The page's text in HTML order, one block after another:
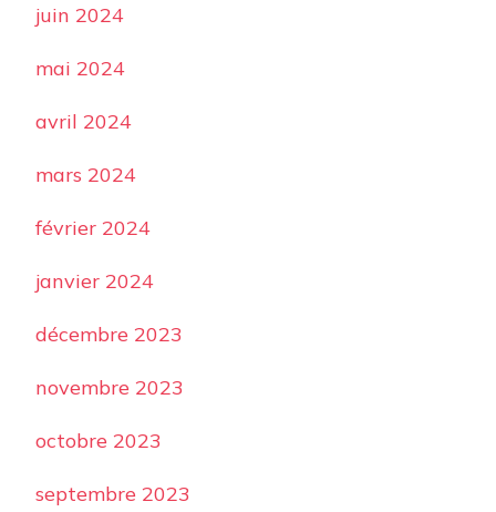
juin 2024
mai 2024
avril 2024
mars 2024
février 2024
janvier 2024
décembre 2023
novembre 2023
octobre 2023
septembre 2023